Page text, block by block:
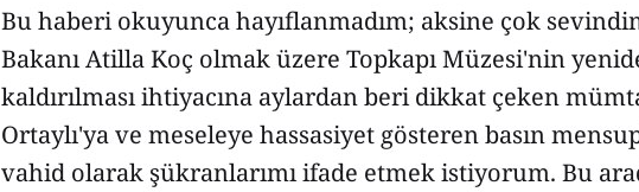
Bu haberi okuyunca hayıflanmadım; aksine çok
Bakanı Atilla Koç olmak üzere Topkapı Müzesi'nin
kaldırılması ihtiyacına aylardan beri dikkat çeken
Ortaylı'ya ve meseleye hassasiyet gösteren basın
vahid olarak şükranlarımı ifade etmek istiyorum. Bu